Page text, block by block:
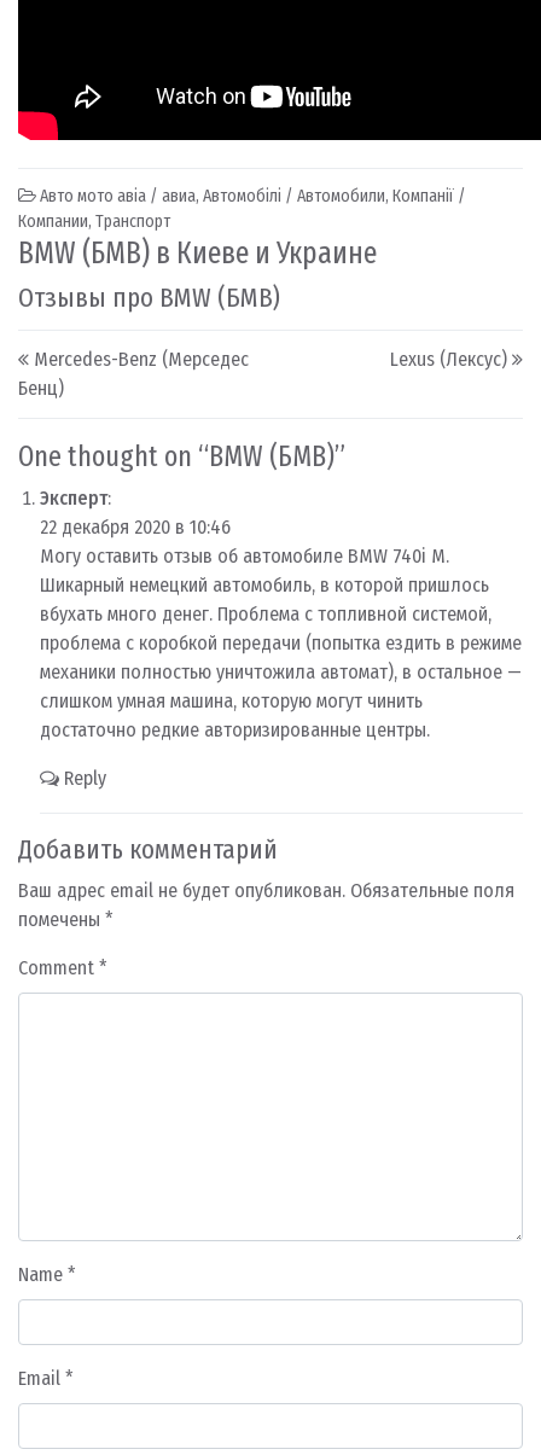
Авто мото авіа / авиа, Автомобілі / Автомобили, Компанії /
Компании, Транспорт
BMW (БМВ) в Киеве и Украине
Отзывы про BMW (БМВ)
Post navigation
Mercedes-Benz (Мерседес
Бенц)
Lexus (Лексус)
One thought on “BMW (БМВ)”
Эксперт:
22 декабря 2020 в 10:46
Могу оставить отзыв об автомобиле BMW 740i M.
Шикарный немецкий автомобиль, в которой пришлось
вбухать много денег. Проблема с топливной системой,
проблема с коробкой передачи (попытка ездить в режиме
механики полностью уничтожила автомат), в остальное —
слишком умная машина, которую могут чинить
достаточно редкие авторизированные центры.
Reply
Добавить комментарий
Ваш адрес email не будет опубликован. Обязательные поля
помечены *
Comment *
Name *
Email *